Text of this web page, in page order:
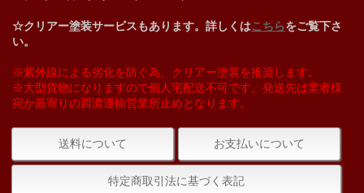
☆クリアー塗装サービスもあります。詳しくはこちらをご覧下さ
い。
※紫外線による劣化を防ぐ為、クリアー塗装を推奨します。
※大型貨物になりますので個人宅配送不可です。発送先は業者様
宛か最寄りの西濃運輸営業所止めとなります。
送料について お支払いについて
特定商取引法に基づく表記